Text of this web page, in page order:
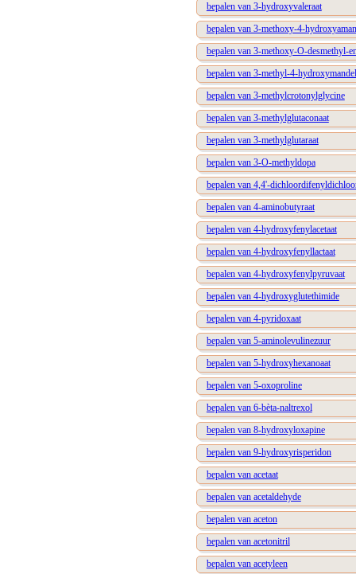
bepalen van 3-hydroxyvaleraat
bepalen van 3-methoxy-4-
bepalen van 3-methoxy-O-desmethyl-
bepalen van 3-methyl-4-
bepalen van 3-methylcrotonylglycine
bepalen van 3-methylglutaconaat
bepalen van 3-methylglutaraat
bepalen van 3-O-methyldopa
bepalen van 4,4'-
bepalen van 4-aminobutyraat
bepalen van 4-hydroxyfenylacetaat
bepalen van 4-hydroxyfenyllactaat
bepalen van 4-hydroxyfenylpyruvaat
bepalen van 4-hydroxyglutethimide
bepalen van 4-pyridoxaat
bepalen van 5-aminolevulinezuur
bepalen van 5-hydroxyhexanoaat
bepalen van 5-oxoproline
bepalen van 6-bèta-naltrexol
bepalen van 8-hydroxyloxapine
bepalen van 9-hydroxyrisperidon
bepalen van acetaat
bepalen van acetaldehyde
bepalen van aceton
bepalen van acetonitril
bepalen van acetyleen